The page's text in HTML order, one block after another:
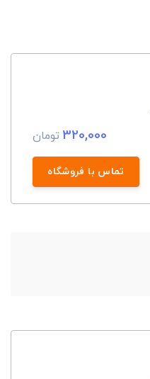
320,000 تومان
تماس با فروشگاه